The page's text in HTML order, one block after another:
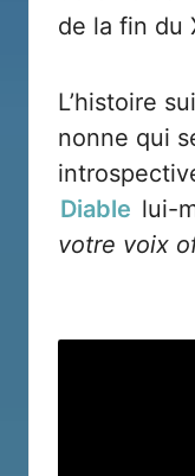
de la fin du
L’histoire
nonne qui
Diable lui-
votre voix